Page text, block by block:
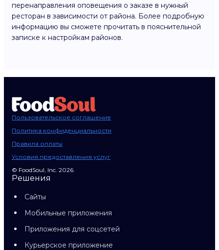
перенаправления оповещения о заказе в нужный
ресторан в зависимости от района. Более подробную
информацию вы сможете прочитать в пояснительной
записке к настройкам районов.
Пользовательское соглашение
Политика конфиденциальности
Правила оплаты
Условия предоставления услуг
© FoodSoul, Inc. 2026.
Решения
Сайты
Мобильные приложения
Приложения для соцсетей
Курьерское приложение